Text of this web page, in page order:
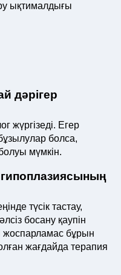
ықтималдығы
дәрігер
жүргізеді. Егер
болса,
мүмкін.
гипоплазиясының
түсік тастау,
босану қаупін
жоспарламас бұрын
жағдайда терапия